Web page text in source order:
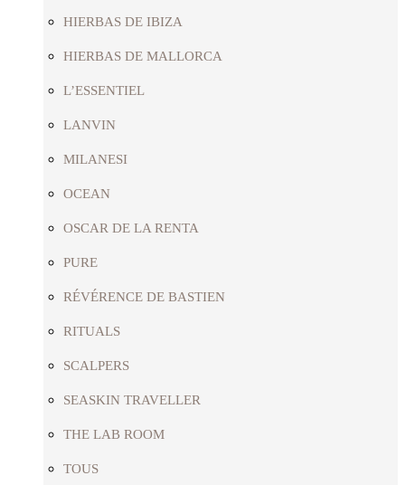
HIERBAS DE IBIZA
HIERBAS DE MALLORCA
L’ESSENTIEL
LANVIN
MILANESI
OCEAN
OSCAR DE LA RENTA
PURE
RÉVÉRENCE DE BASTIEN
RITUALS
SCALPERS
SEASKIN TRAVELLER
THE LAB ROOM
TOUS